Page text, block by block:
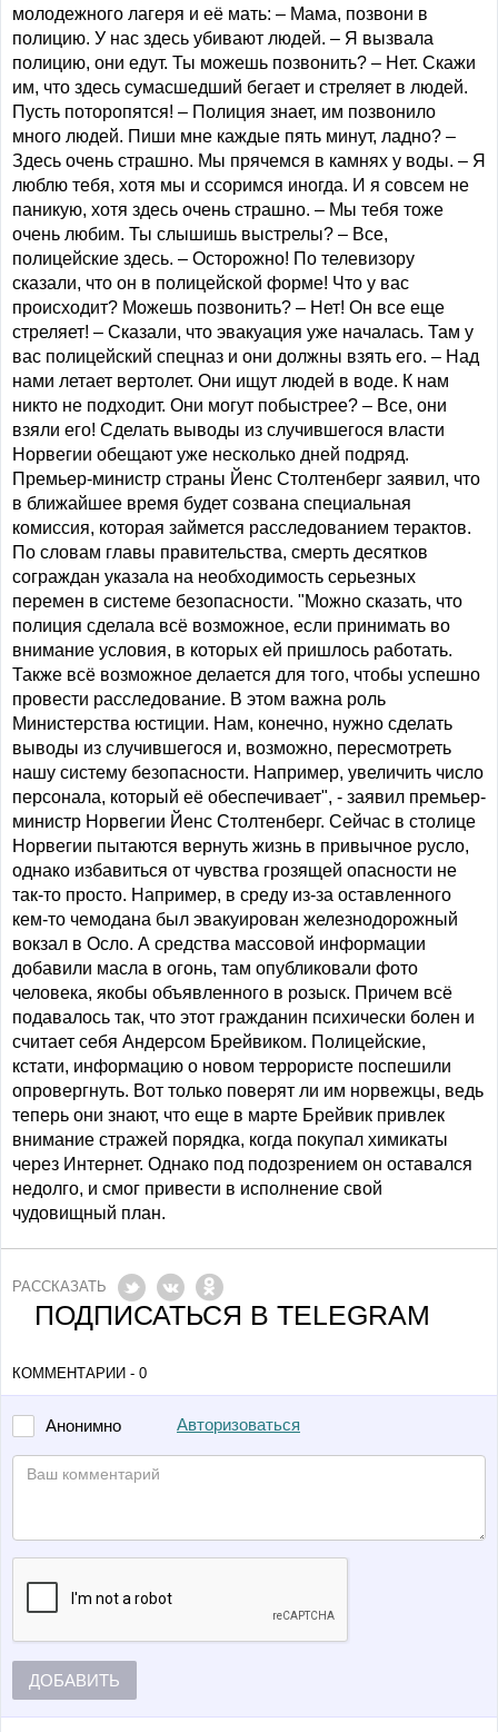
молодежного лагеря и её мать: – Мама, позвони в
полицию. У нас здесь убивают людей. – Я вызвала
полицию, они едут. Ты можешь позвонить? – Нет. Скажи
им, что здесь сумасшедший бегает и стреляет в людей.
Пусть поторопятся! – Полиция знает, им позвонило
много людей. Пиши мне каждые пять минут, ладно? –
Здесь очень страшно. Мы прячемся в камнях у воды. – Я
люблю тебя, хотя мы и ссоримся иногда. И я совсем не
паникую, хотя здесь очень страшно. – Мы тебя тоже
очень любим. Ты слышишь выстрелы? – Все,
полицейские здесь. – Осторожно! По телевизору
сказали, что он в полицейской форме! Что у вас
происходит? Можешь позвонить? – Нет! Он все еще
стреляет! – Сказали, что эвакуация уже началась. Там у
вас полицейский спецназ и они должны взять его. – Над
нами летает вертолет. Они ищут людей в воде. К нам
никто не подходит. Они могут побыстрее? – Все, они
взяли его! Сделать выводы из случившегося власти
Норвегии обещают уже несколько дней подряд.
Премьер-министр страны Йенс Столтенберг заявил, что
в ближайшее время будет созвана специальная
комиссия, которая займется расследованием терактов.
По словам главы правительства, смерть десятков
сограждан указала на необходимость серьезных
перемен в системе безопасности. "Можно сказать, что
полиция сделала всё возможное, если принимать во
внимание условия, в которых ей пришлось работать.
Также всё возможное делается для того, чтобы успешно
провести расследование. В этом важна роль
Министерства юстиции. Нам, конечно, нужно сделать
выводы из случившегося и, возможно, пересмотреть
нашу систему безопасности. Например, увеличить число
персонала, который её обеспечивает", - заявил премьер-
министр Норвегии Йенс Столтенберг. Сейчас в столице
Норвегии пытаются вернуть жизнь в привычное русло,
однако избавиться от чувства грозящей опасности не
так-то просто. Например, в среду из-за оставленного
кем-то чемодана был эвакуирован железнодорожный
вокзал в Осло. А средства массовой информации
добавили масла в огонь, там опубликовали фото
человека, якобы объявленного в розыск. Причем всё
подавалось так, что этот гражданин психически болен и
считает себя Андерсом Брейвиком. Полицейские,
кстати, информацию о новом террористе поспешили
опровергнуть. Вот только поверят ли им норвежцы, ведь
теперь они знают, что еще в марте Брейвик привлек
внимание стражей порядка, когда покупал химикаты
через Интернет. Однако под подозрением он оставался
недолго, и смог привести в исполнение свой
чудовищный план.
РАССКАЗАТЬ
ПОДПИСАТЬСЯ В TELEGRAM
КОММЕНТАРИИ - 0
Анонимно Авторизоваться
ДОБАВИТЬ